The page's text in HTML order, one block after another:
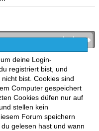
deine Login-
registriert bist, und
bist. Cookies sind
Computer gespeichert
Cookies düfen nur auf
stellen kein
Forum speichern
gelesen hast und wann
nach oben
MyBB GoMobile
MyBB addons.